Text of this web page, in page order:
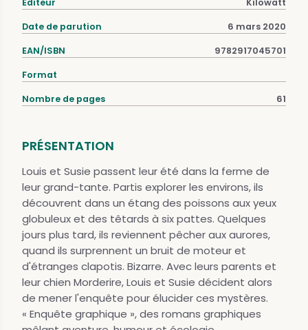
Date de parution 6 mars 2020
EAN/ISBN 9782917045701
Format
Nombre de pages 61
PRÉSENTATION
Louis et Susie passent leur été dans la ferme de
leur grand-tante. Partis explorer les environs, ils
découvrent dans un étang des poissons aux yeux
globuleux et des têtards à six pattes. Quelques
jours plus tard, ils reviennent pêcher aux aurores,
quand ils surprennent un bruit de moteur et
d'étranges clapotis. Bizarre. Avec leurs parents et
leur chien Morderire, Louis et Susie décident alors
de mener l'enquête pour élucider ces mystères.
« Enquête graphique », des romans graphiques